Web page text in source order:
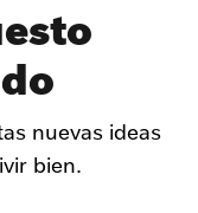
nuevas ideas
bien.